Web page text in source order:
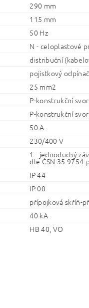
290 mm
115 mm
50 Hz
N - celoplastové
distribuční
pojistkový
25 mm2
P-konstrukční
P-konstrukční
50 A
230/400 V
1 - jednoduchý
dle ČSN 35 9754-
IP 44
IP 00
přípojková skříň-
40 kA
HB 40, VO